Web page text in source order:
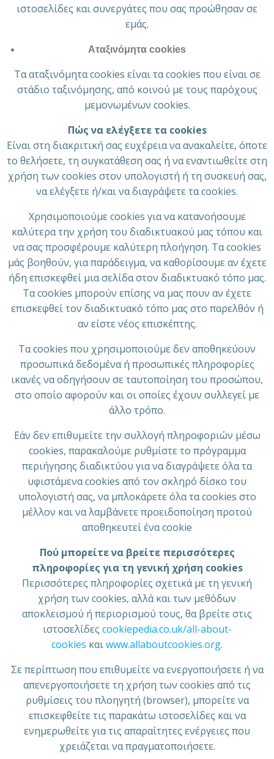
ιστοσελίδες και συνεργάτες που σας προώθησαν σε
εμάς.
Αταξινόμητα cookies
Τα αταξινόμητα cookies είναι τα cookies που είναι σε
στάδιο ταξινόμησης, από κοινού με τους παρόχους
μεμονωμένων cookies.
Πώς να ελέγξετε τα cookies
Είναι στη διακριτική σας ευχέρεια να ανακαλείτε, όποτε
το θελήσετε, τη συγκατάθεση σας ή να εναντιωθείτε στη
χρήση των cookies στον υπολογιστή ή τη συσκευή σας,
να ελέγξετε ή/και να διαγράψετε τα cookies.
Χρησιμοποιούμε cookies για να κατανοήσουμε
καλύτερα την χρήση του διαδικτυακού μας τόπου και
να σας προσφέρουμε καλύτερη πλοήγηση. Τα cookies
μάς βοηθούν, για παράδειγμα, να καθορίσουμε αν έχετε
ήδη επισκεφθεί μια σελίδα στον διαδικτυακό τόπο μας.
Τα cookies μπορούν επίσης να μας πουν αν έχετε
επισκεφθεί τον διαδικτυακό τόπο μας στο παρελθόν ή
αν είστε νέος επισκέπτης.
Τα cookies που χρησιμοποιούμε δεν αποθηκεύουν
προσωπικά δεδομένα ή προσωπικές πληροφορίες
ικανές να οδηγήσουν σε ταυτοποίηση του προσώπου,
στο οποίο αφορούν και οι οποίες έχουν συλλεγεί με
άλλο τρόπο.
Εάν δεν επιθυμείτε την συλλογή πληροφοριών μέσω
cookies, παρακαλούμε ρυθμίστε το πρόγραμμα
περιήγησης διαδικτύου για να διαγράψετε όλα τα
υφιστάμενα cookies από τον σκληρό δίσκο του
υπολογιστή σας, να μπλοκάρετε όλα τα cookies στο
μέλλον και να λαμβάνετε προειδοποίηση προτού
αποθηκευτεί ένα cookie
Πού μπορείτε να βρείτε περισσότερες
πληροφορίες για τη γενική χρήση cookies
Περισσότερες πληροφορίες σχετικά με τη γενική
χρήση των cookies, αλλά και των μεθόδων
αποκλεισμού ή περιορισμού τους, θα βρείτε στις
ιστοσελίδες cookiepedia.co.uk/all-about-
cookies καιwww.allaboutcookies.org.
Σε περίπτωση που επιθυμείτε να ενεργοποιήσετε ή να
απενεργοποιήσετε τη χρήση των cookies από τις
ρυθμίσεις του πλοηγητή (browser), μπορείτε να
επισκεφθείτε τις παρακάτω ιστοσελίδες και να
ενημερωθείτε για τις απαραίτητες ενέργειες που
χρειάζεται να πραγματοποιήσετε.